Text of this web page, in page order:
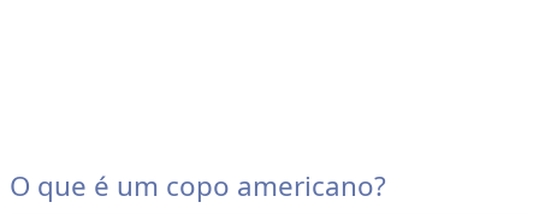
c
O que é um copo americano?